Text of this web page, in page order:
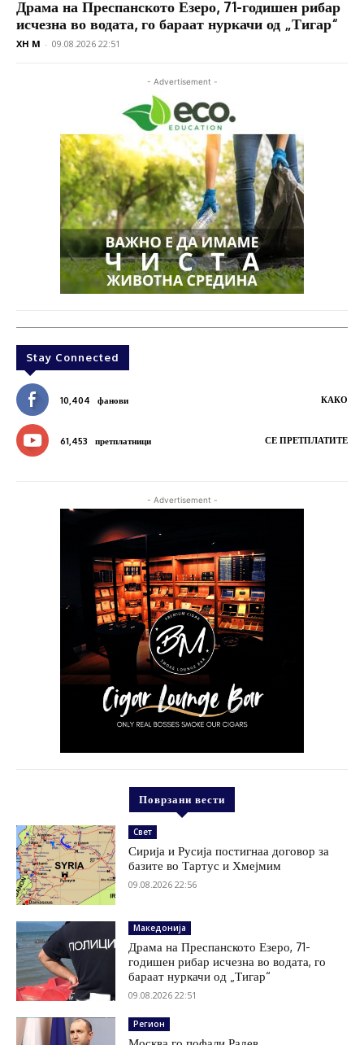
Драма на Преспанското Езеро, 71-годишен рибар
исчезна во водата, го бараат нуркачи од „Тигар“
XH M - 09.08.2026 22:51
- Advertisement -
Stay Connected
10,404 фанови КАКО
61,453 претплатници СЕ ПРЕТПЛАТИТЕ
- Advertisement -
Поврзани вести
Свет
Сирија и Русија постигнаа договор за
базите во Тартус и Хмејмим
09.08.2026 22:56
Македонија
Драма на Преспанското Езеро, 71-
годишен рибар исчезна во водата, го
бараат нуркачи од „Тигар“
09.08.2026 22:51
Регион